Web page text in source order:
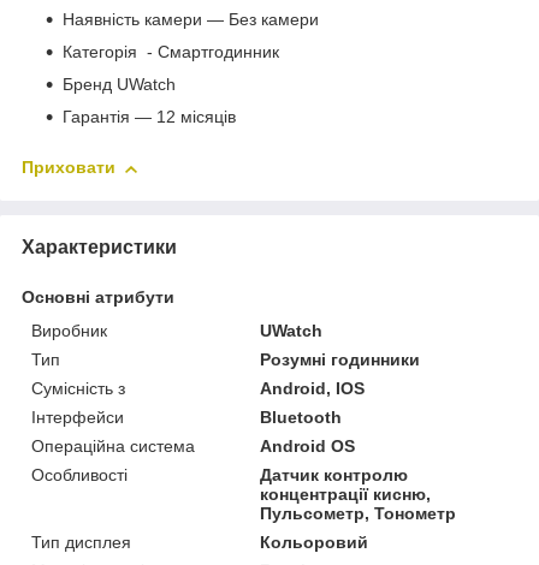
Наявність камери — Без камери
Категорія - Смартгодинник
Бренд UWatch
Гарантія — 12 місяців
Приховати
Характеристики
Основні атрибути
Виробник
UWatch
Тип
Розумні годинники
Сумісність з
Android, IOS
Інтерфейси
Bluetooth
Операційна система
Android OS
Особливості
Датчик контролю
концентрації кисню,
Пульсометр, Тонометр
Тип дисплея
Кольоровий